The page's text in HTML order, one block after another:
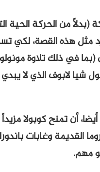
(بدلاً من الحركة الحية
هذه القصة، لكي
في ذلك تلاوة
شيا لابوف الذي لا
أن تمنح كوبولا
القديمة وغابات
مهم.